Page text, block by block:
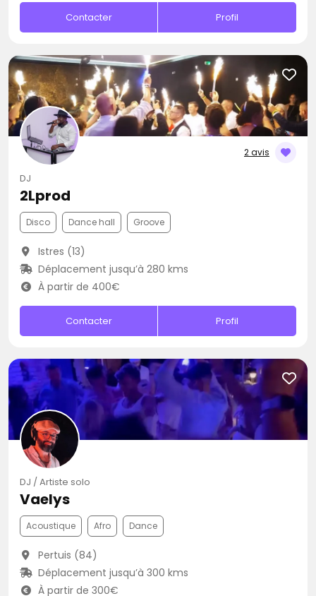
Contacter Profil
2 avis
DJ
2Lprod
Disco Dance hall Groove
Istres (13)
Déplacement jusqu’à 280 kms
À partir de 400€
Contacter Profil
DJ / Artiste solo
Vaelys
Acoustique Afro Dance
Pertuis (84)
Déplacement jusqu’à 300 kms
À partir de 300€